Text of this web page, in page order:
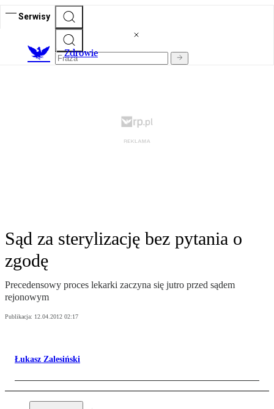
Serwisy
Zdrowie
Sąd za sterylizację bez pytania o
zgodę
Precedensowy proces lekarki zaczyna się jutro przed sądem
rejonowym
Publikacja: 12.04.2012 02:17
Łukasz Zalesiński